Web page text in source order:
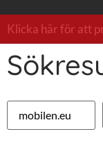
Klicka här för att